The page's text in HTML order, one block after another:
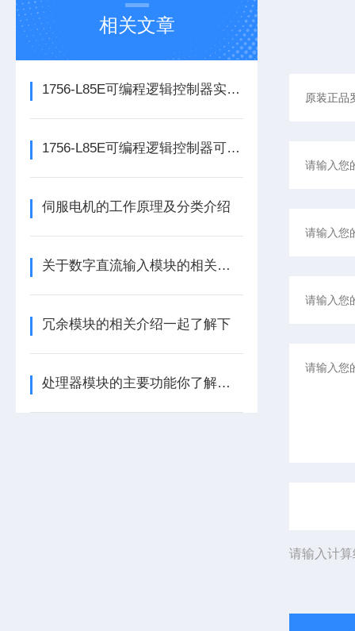
相关文章
1756-L85E可编程逻辑控制器实操应用常见问题分析及解决方法探讨
1756-L85E可编程逻辑控制器可满足多行业自动化精准控制需求
伺服电机的工作原理及分类介绍
关于数字直流输入模块的相关介绍
冗余模块的相关介绍一起了解下
处理器模块的主要功能你了解多少呢
请输入计